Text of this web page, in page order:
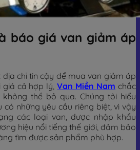
báo giá van giảm áp
chỉ tin cậy để mua van giảm áp
giá cả hợp lý,Van Miền Nam chắc
thể bỏ qua. Chúng tôi hiểu
những yêu cầu riêng biệt, vì vậy
các loại van, được nhập khẩu
hiệu nổi tiếng thế giới, đảm bảo
tìm được sản phẩm phù hợp.